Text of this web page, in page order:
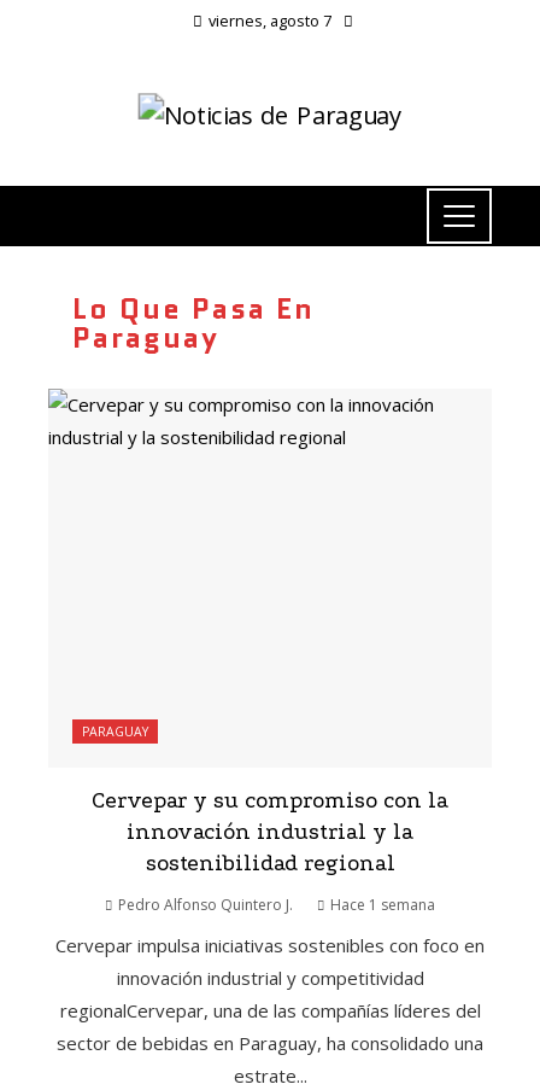
viernes, agosto 7
Lo Que Pasa En
Paraguay
PARAGUAY
Cervepar y su compromiso con la
innovación industrial y la
sostenibilidad regional
Pedro Alfonso Quintero J. Hace 1 semana
Cervepar impulsa iniciativas sostenibles con foco en
innovación industrial y competitividad
regionalCervepar, una de las compañías líderes del
sector de bebidas en Paraguay, ha consolidado una
estrate...